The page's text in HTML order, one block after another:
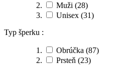
Muži (28)
Unisex (31)
Typ šperku :
Obrúčka (87)
Prsteň (23)